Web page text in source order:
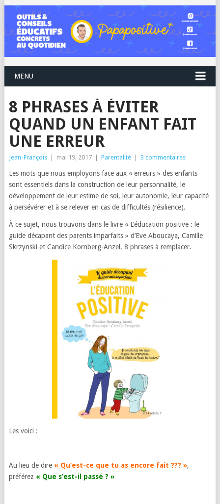
MENU
8 PHRASES À ÉVITER
QUAND UN ENFANT FAIT
UNE ERREUR
Jean-François mai 19, 2017 Parentalité 3 commentaires
Les mots que nous employons face aux « erreurs » des enfants
sont essentiels dans la construction de leur personnalité, le
développement de leur estime de soi, leur autonomie, leur capacité
à persévérer et à se relever en cas de difficultés (résilience).
À ce sujet, nous trouvons dans le livre « L’éducation positive : le
guide décapant des parents imparfaits » d’Eve Aboucaya, Camille
Skrzynski et Candice Kornberg-Anzel, 8 phrases à remplacer.
Les voici :
Au lieu de dire « Qu’est-ce que tu as encore fait ??? »,
préférez « Que s’est-il passé ? »